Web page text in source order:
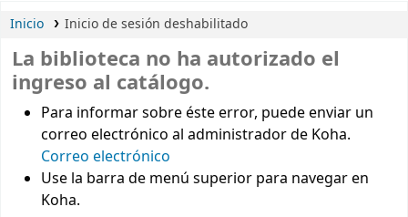
Inicio Inicio de sesión deshabilitado
La biblioteca no ha autorizado el
ingreso al catálogo.
Para informar sobre éste error, puede enviar un
correo electrónico al administrador de Koha.
Correo electrónico
Use la barra de menú superior para navegar en
Koha.